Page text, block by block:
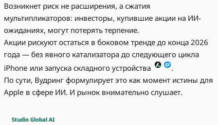
Возникнет риск не расширения, а сжатия
мультипликаторов: инвесторы, купившие акции на ИИ-
ожиданиях, могут потерять терпение.
Акции рискуют остаться в боковом тренде до конца 2026
года — без явного катализатора до следующего цикла
iPhone или запуска складного устройства
.
По сути, Вудринг формулирует это как момент истины для
Apple в сфере ИИ. И рынок внимательно слушает.
Studio Global AI